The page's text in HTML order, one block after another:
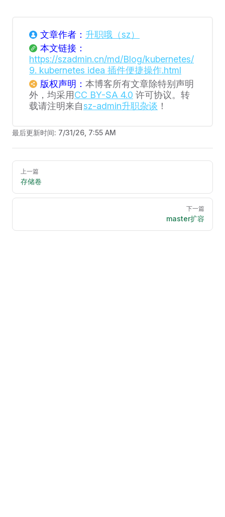
文章作者： 升职哦（sz）
本文链接：
https://szadmin.cn/md/Blog/kubernetes/
9. kubernetes idea 插件便捷操作.html
版权声明： 本博客所有文章除特别声明
外，均采用CC BY-SA 4.0 许可协议。转
载请注明来自sz-admin升职杂谈 ！
最后更新时间: 7/31/26, 7:55 AM
Pager上一篇
存储卷
下一篇
master扩容